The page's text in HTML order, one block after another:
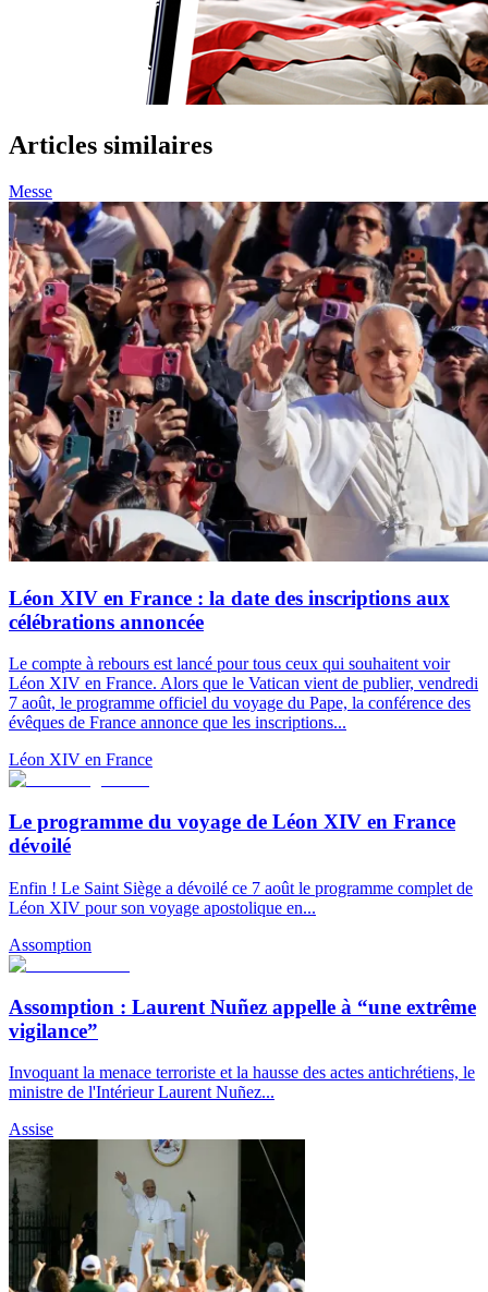
Articles similaires
Messe
Léon XIV en France : la date des inscriptions aux
célébrations annoncée
Le compte à rebours est lancé pour tous ceux qui souhaitent voir
Léon XIV en France. Alors que le Vatican vient de publier, vendredi
7 août, le programme officiel du voyage du Pape, la conférence des
évêques de France annonce que les inscriptions...
Léon XIV en France
Le programme du voyage de Léon XIV en France
dévoilé
Enfin ! Le Saint Siège a dévoilé ce 7 août le programme complet de
Léon XIV pour son voyage apostolique en...
Assomption
Assomption : Laurent Nuñez appelle à “une extrême
vigilance”
Invoquant la menace terroriste et la hausse des actes antichrétiens, le
ministre de l'Intérieur Laurent Nuñez...
Assise